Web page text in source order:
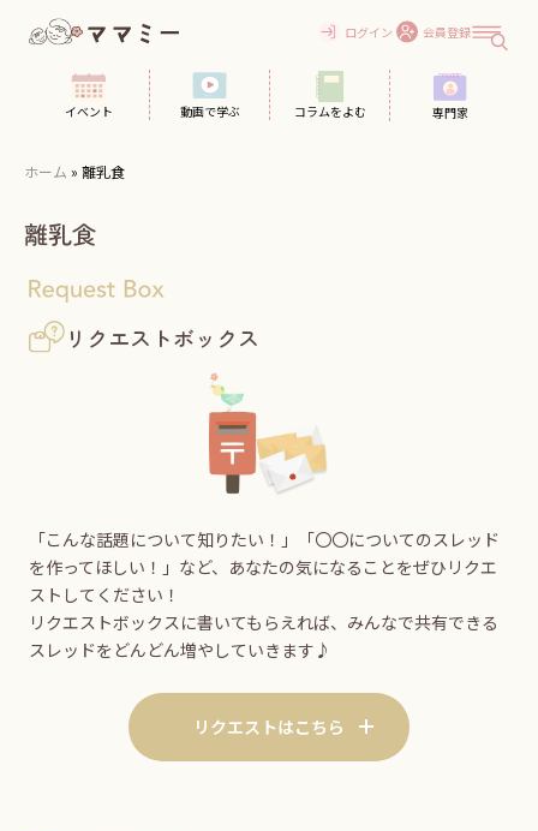
ログイン 会員登録
イベント 動画で学ぶ コラムをよむ 専門家
ホーム » 離乳食
離乳食
リクエストボックス
「こんな話題について知りたい！」「〇〇についてのスレッド
を作ってほしい！」など、あなたの気になることをぜひリクエ
ストしてください！
リクエストボックスに書いてもらえれば、みんなで共有できる
スレッドをどんどん増やしていきます♪
リクエストはこちら